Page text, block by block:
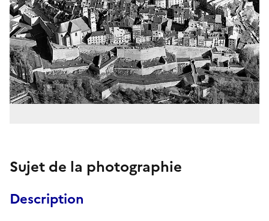
Sujet de la photographie
Description